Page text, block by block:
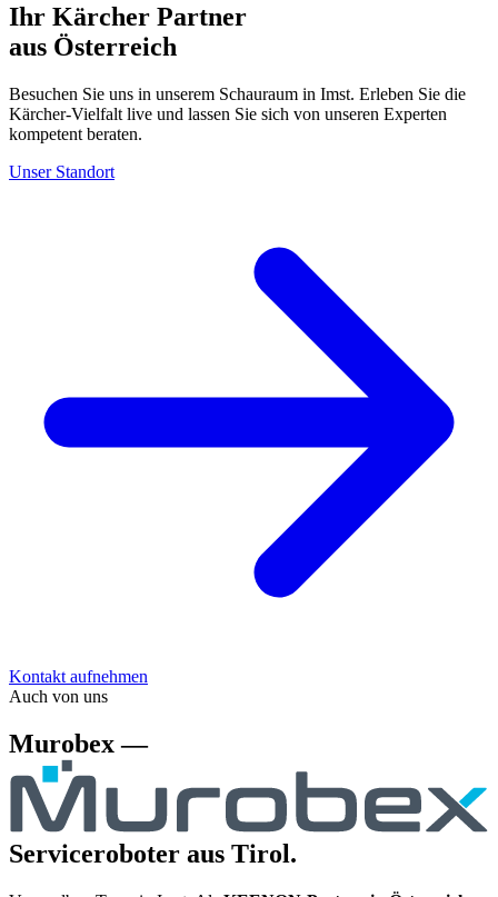
Ihr Kärcher Partner
aus Österreich
Besuchen Sie uns in unserem Schauraum in Imst. Erleben Sie die
Kärcher-Vielfalt live und lassen Sie sich von unseren Experten
kompetent beraten.
Unser Standort
Kontakt aufnehmen
Auch von uns
Murobex —
Serviceroboter aus Tirol.